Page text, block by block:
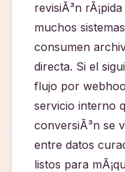
revisiÃ³n
muchos
consumen
directa. Si el
flujo por
servicio interno
conversiÃ³n se
entre datos
listos para